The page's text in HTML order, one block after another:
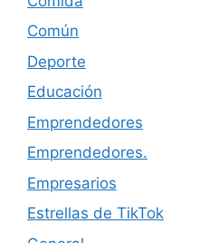
Común
Deporte
Educación
Emprendedores
Emprendedores.
Empresarios
Estrellas de TikTok